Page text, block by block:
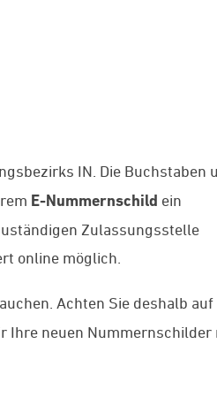
IN. Die Buchstaben
E-Nummernschild ein
Zulassungsstelle
online möglich.
Achten Sie deshalb auf
Ihre neuen Nummernschilder